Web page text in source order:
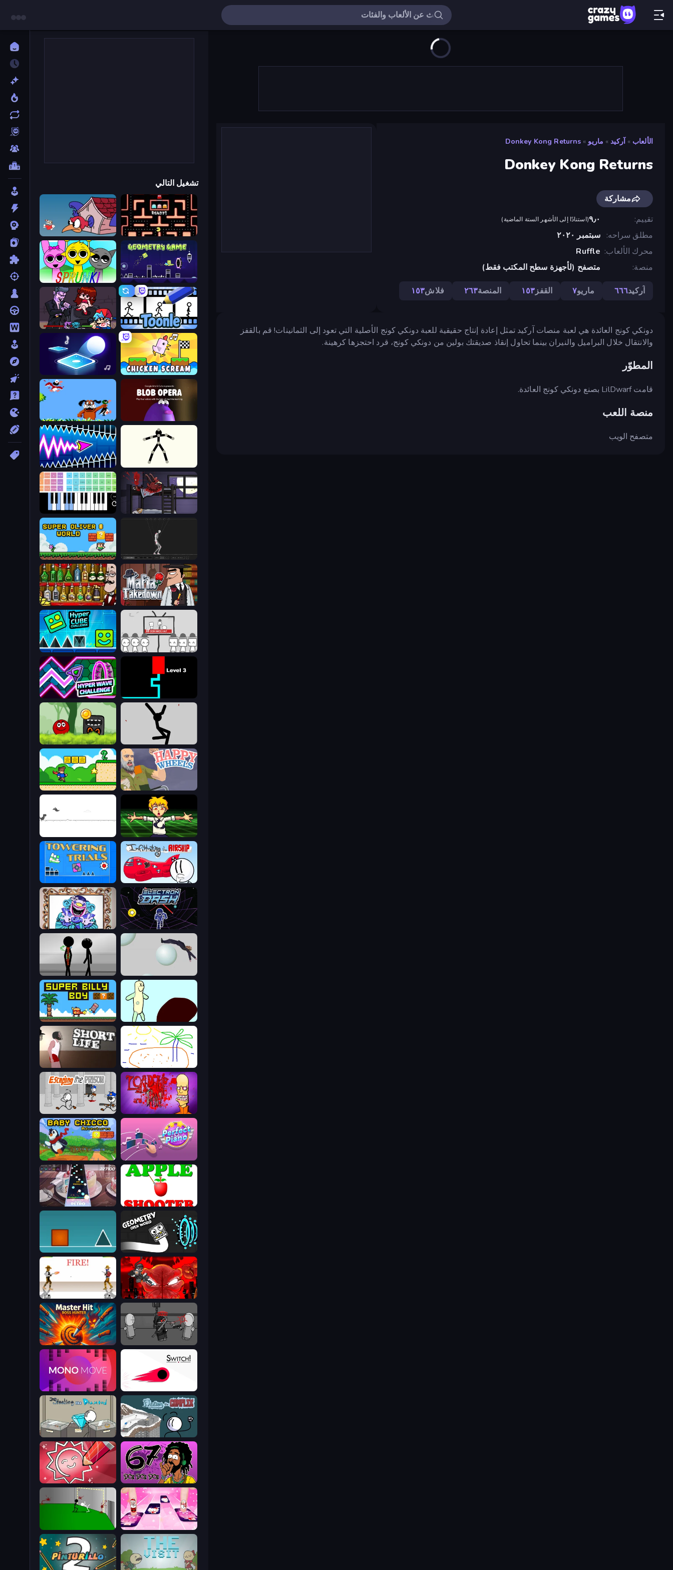
الألعاب » آركيد » ماريو »
Donkey Kong Returns
Donkey Kong Returns
مشاركة
تقييم
٩٫٠(استنادًا إلى الأشهر الستة الماضية)
مطلق سراحه
سبتمبر ٢٠٢٠
محرك الألعاب Ruffle
منصة
متصفح (لأجهزة سطح المكتب فقط)
آركيد٦٦٦ ماريو٧ القفز١٥٣ المنصة٢٦٣ فلاش١٥٣
دونكي كونج العائدة هي لعبة منصات آركيد تمثل إعادة إنتاج حقيقية للعبة دونكي كونج الأصلية التي تعود إلى الثمانينات! قم بالقفز
والانتقال خلال البراميل والنيران بينما تحاول إنقاذ صديقتك بولين من دونكي كونج، قرد احتجزها كرهينة.
المطوّر
قامت LilDwarf بصنع دونكي كونج العائدة.
منصة اللعب
متصفح الويب
تشغيل التالي
Pacman
Cuphead
Geometry Game
Sprunki
Toonle
Friday Night Funkin'
Chicken Scream
Tile Jumper 3D
Blob Opera
Duck Hunt
Stick Animator
Wave Dash: Geometry Arrow
The Visitor
Virtual Online Piano
Skeleton Simulator
Super Oliver World
Mafia Takedown
Bartender The Right Mix
We Become What We Behold
Hyper Cube Challenge
Scary Maze
Hyper Wave Challenge
Rag Doll
Ball Hero Adventure: Red Bounce Ball
Happy Wheels
Steve's World
Chainsaw Dance
Dino Game
Infiltrating the Airship
Towering Trials
Electron Dash
Exhibit of Sorrows
Bush Ragdoll
Stick Figure Penalty 2
Doodieman Voodoo
Super Billy Boy
Skribbl.io
Load Up and Kill
Escaping the Prison
Perfect Piano
Baby Chicco Adventures
Apple Shooter
Rhythm Capture
Geometry: Open World
The Impossible Game
Madness Accelerant
Gunblood
Madness Project Nexus
Master Hit: Boss Hunter
Switch!
Mono Move
Fleeing the Complex
Stealing the Diamond
67 Doi Doi
Draw Quiz
Catch Tiles: Piano Game
Die In Style